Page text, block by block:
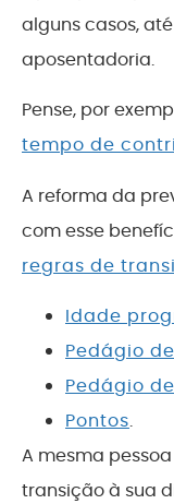
alguns casos,
aposentadoria.
Pense, por
tempo de
A reforma da
com esse
regras de
Idade
Pedágio
Pedágio de
Pontos.
A mesma
transição à sua